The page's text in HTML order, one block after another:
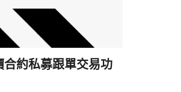
約私募跟單交易功